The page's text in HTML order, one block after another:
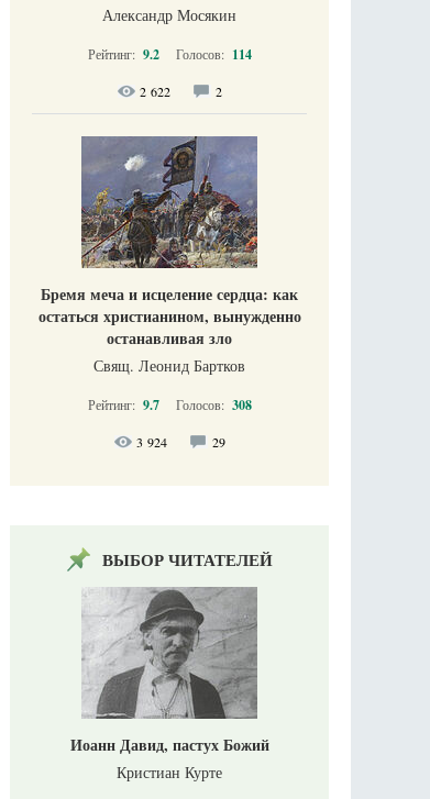
Александр Мосякин
Рейтинг: 9.2 Голосов: 114
2 622 2
Бремя меча и исцеление сердца: как
остаться христианином, вынужденно
останавливая зло
Свящ. Леонид Бартков
Рейтинг: 9.7 Голосов: 308
3 924 29
ВЫБОР ЧИТАТЕЛЕЙ
Иоанн Давид, пастух Божий
Кристиан Курте